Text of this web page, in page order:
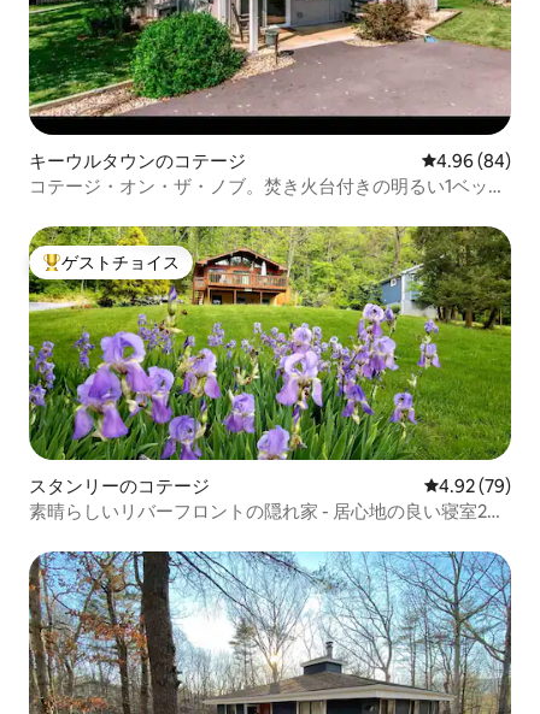
キーウルタウンのコテージ レビュー84件
4.96 (84)
コテージ・オン・ザ・ノブ。焚き火台付きの明るい1ベッド
大好評のゲストチョイスです。
ゲストチョイス
スタンリーのコテージ レビュー79
4.92 (79)
素晴らしいリバーフロントの隠れ家 - 居心地の良い寝室2部